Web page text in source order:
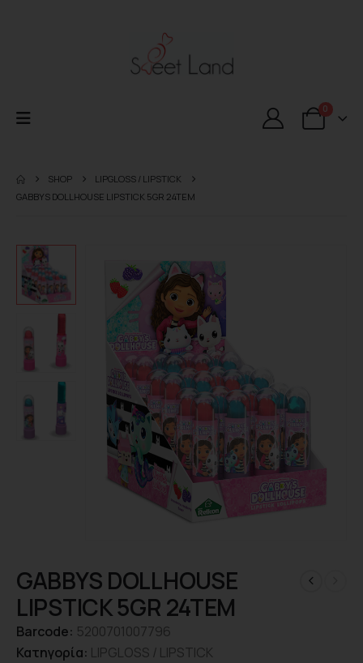
0
SHOP
LIPGLOSS / LIPSTICK
GABBYS DOLLHOUSE LIPSTICK 5GR 24TEM
GABBYS DOLLHOUSE
LIPSTICK 5GR 24TEM
Barcode: 5200701007796
Κατηγορία: LIPGLOSS / LIPSTICK